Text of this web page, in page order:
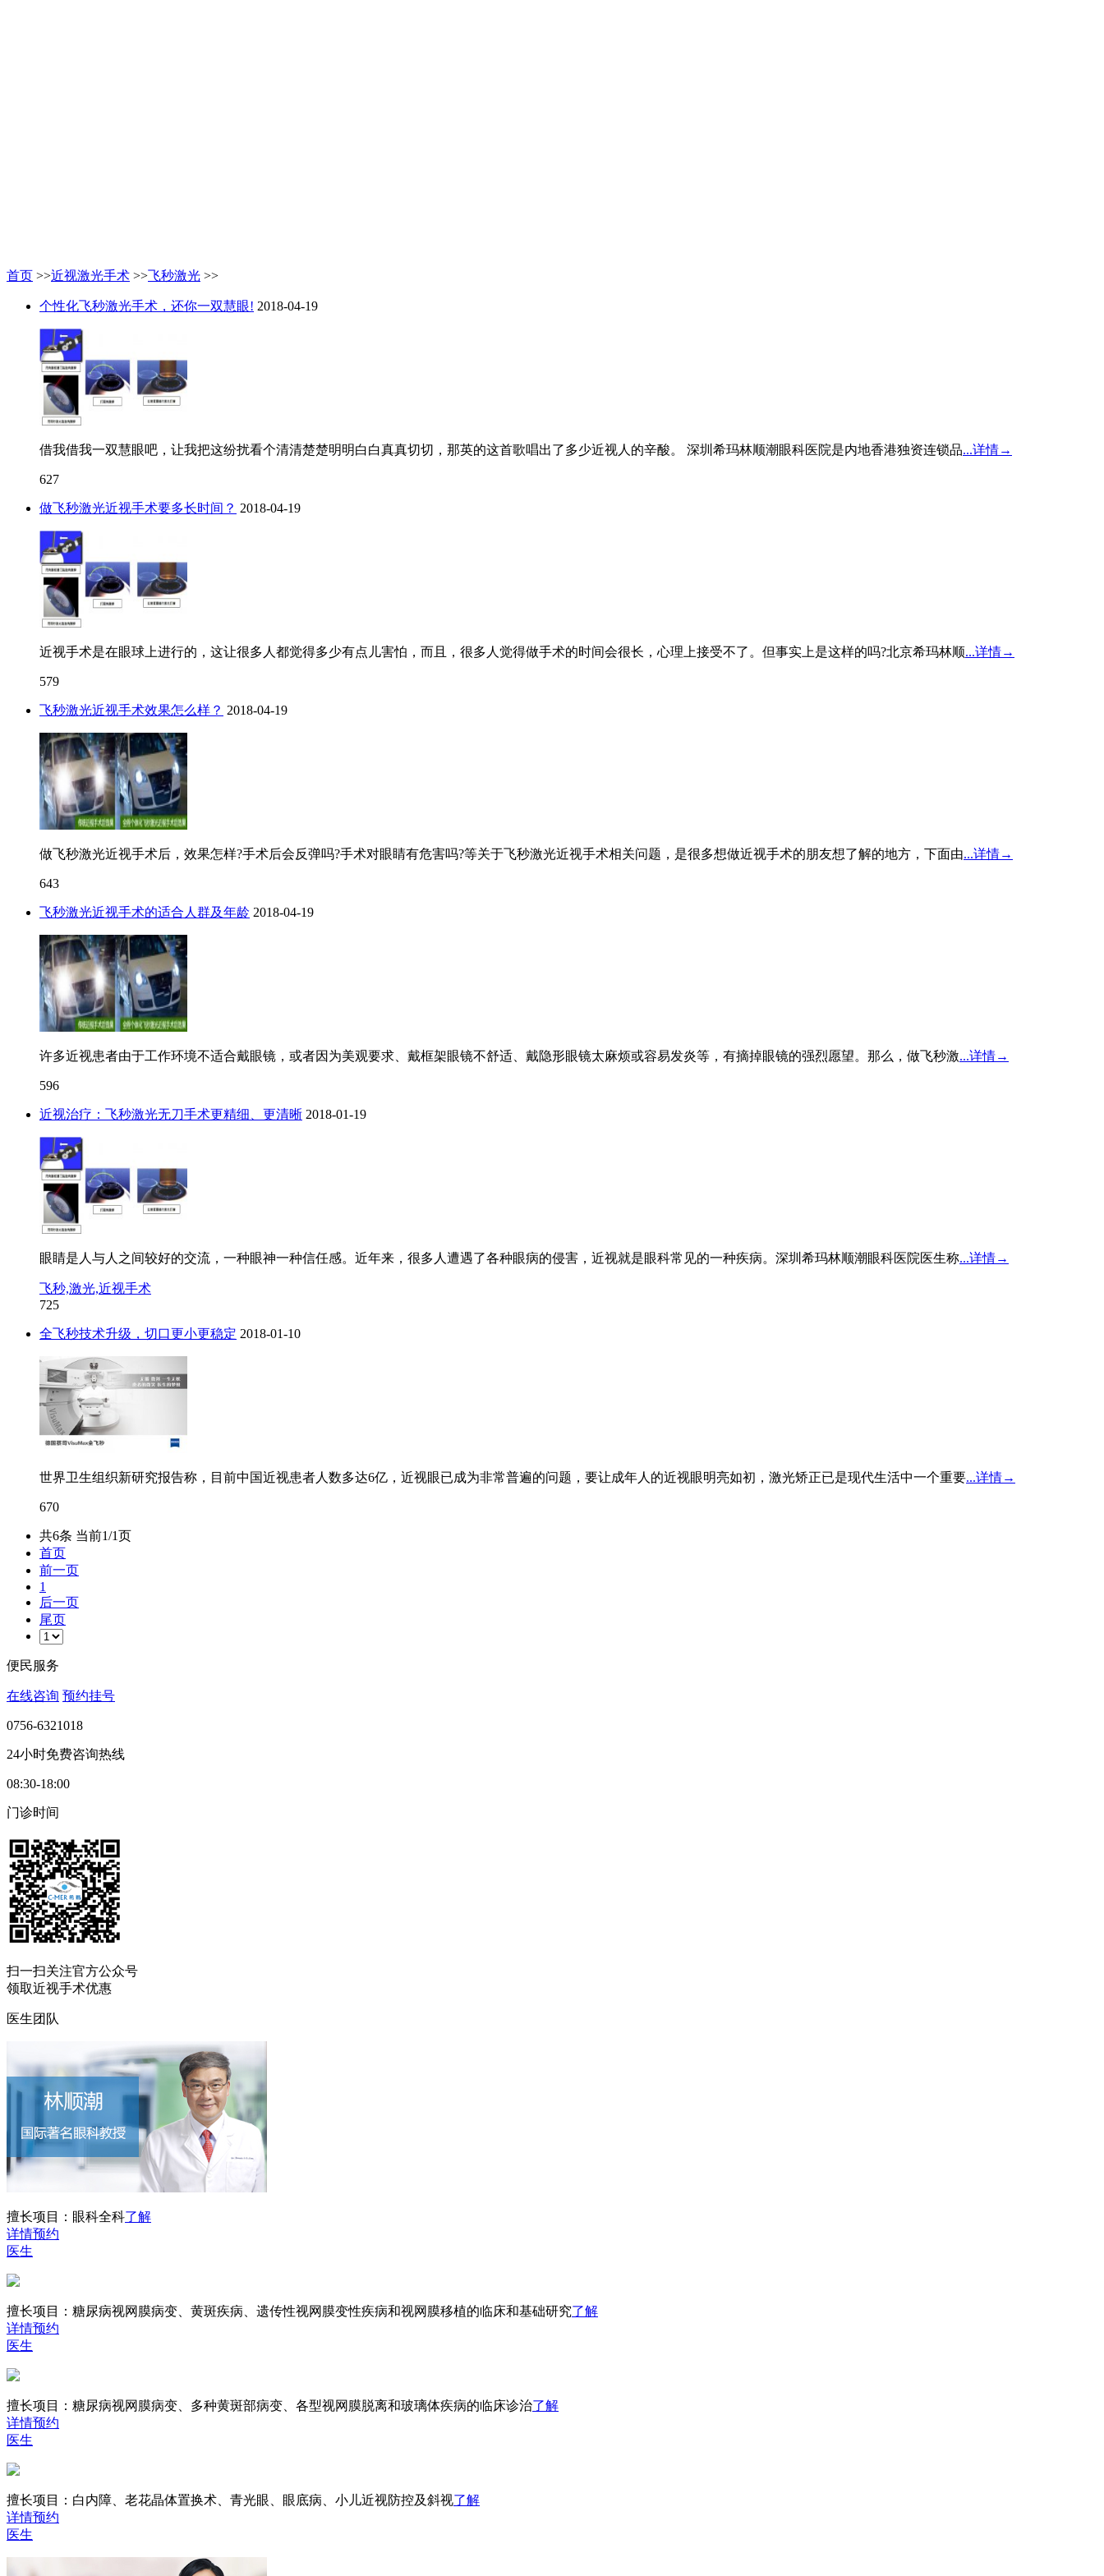
首页 >>近视激光手术 >>飞秒激光 >>
个性化飞秒激光手术，还你一双慧眼! 2018-04-19
借我借我一双慧眼吧，让我把这纷扰看个清清楚楚明明白白真真切切，那英的这首歌唱出了多少近视人的辛酸。 深圳希玛林顺潮眼科医院是内地香港独资连锁品...详情→
627
做飞秒激光近视手术要多长时间？ 2018-04-19
近视手术是在眼球上进行的，这让很多人都觉得多少有点儿害怕，而且，很多人觉得做手术的时间会很长，心理上接受不了。但事实上是这样的吗?北京希玛林顺...详情→
579
飞秒激光近视手术效果怎么样？ 2018-04-19
做飞秒激光近视手术后，效果怎样?手术后会反弹吗?手术对眼睛有危害吗?等关于飞秒激光近视手术相关问题，是很多想做近视手术的朋友想了解的地方，下面由...详情→
643
飞秒激光近视手术的适合人群及年龄 2018-04-19
许多近视患者由于工作环境不适合戴眼镜，或者因为美观要求、戴框架眼镜不舒适、戴隐形眼镜太麻烦或容易发炎等，有摘掉眼镜的强烈愿望。那么，做飞秒激...详情→
596
近视治疗：飞秒激光无刀手术更精细、更清晰 2018-01-19
眼睛是人与人之间较好的交流，一种眼神一种信任感。近年来，很多人遭遇了各种眼病的侵害，近视就是眼科常见的一种疾病。深圳希玛林顺潮眼科医院医生称...详情→
飞秒,激光,近视手术
725
全飞秒技术升级，切口更小更稳定 2018-01-10
世界卫生组织新研究报告称，目前中国近视患者人数多达6亿，近视眼已成为非常普遍的问题，要让成年人的近视眼明亮如初，激光矫正已是现代生活中一个重要...详情→
670
共6条 当前1/1页
首页
前一页
1
后一页
尾页
便民服务
在线咨询 预约挂号
0756-6321018
24小时免费咨询热线
08:30-18:00
门诊时间
扫一扫关注官方公众号
领取近视手术优惠
医生团队
擅长项目： 眼科全科了解
详情预约
医生
擅长项目： 糖尿病视网膜病变、黄斑疾病、遗传性视网膜变性疾病和视网膜移植的临床和基础研究了解
详情预约
医生
擅长项目： 糖尿病视网膜病变、多种黄斑部病变、各型视网膜脱离和玻璃体疾病的临床诊治了解
详情预约
医生
擅长项目： 白内障、老花晶体置换术、青光眼、眼底病、小儿近视防控及斜视了解
详情预约
医生